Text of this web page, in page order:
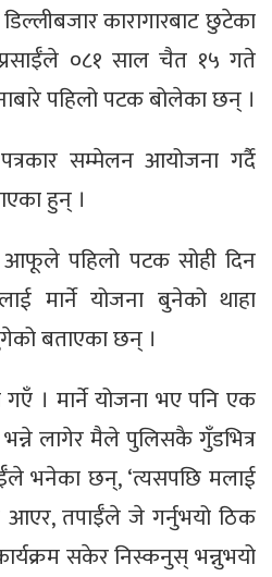
कारागारबाट छुटेका
०८१ साल चैत १५ गते
पहिलो पटक बोलेका छन् ।
सम्मेलन आयोजना गर्दै
हुन् ।
पहिलो पटक सोही दिन
मार्ने योजना बुनेको थाहा
बताएका छन् ।
गएँ । मार्ने योजना भए पनि एक
लागेर मैले पुलिसकै गुँडभित्र
भनेका छन्, ‘त्यसपछि मलाई
तपाईँले जे गर्नुभयो ठिक
सकेर निस्कनुस् भन्नुभयो